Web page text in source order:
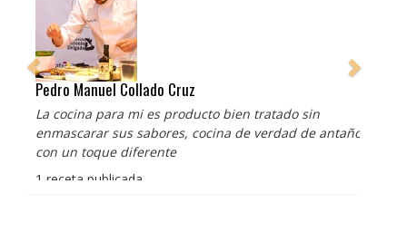
Pedro Manuel Collado Cruz
La cocina para mi es producto bien tratado sin
enmascarar sus sabores, cocina de verdad de antaño
con un toque diferente
1 receta publicada